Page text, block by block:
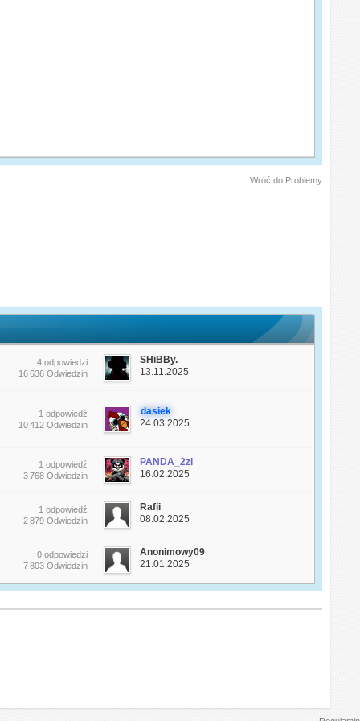
Wróć do Problemy
4 odpowiedzi
16 636 Odwiedzin
SHiBBy.
13.11.2025
1 odpowiedź
10 412 Odwiedzin
dasiek
24.03.2025
1 odpowiedź
3 768 Odwiedzin
PANDA_2zl
16.02.2025
1 odpowiedź
2 879 Odwiedzin
Rafii
08.02.2025
0 odpowiedzi
7 803 Odwiedzin
Anonimowy09
21.01.2025